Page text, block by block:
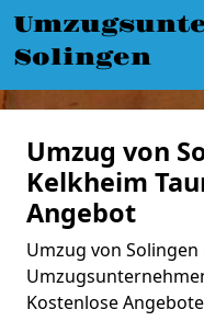
Solingen
Umzug von
Kelkheim
Angebot
Umzug von Solingen
Kostenlose